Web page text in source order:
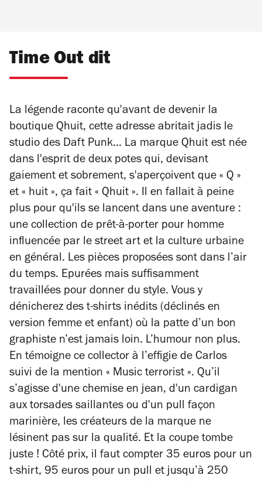
Time Out dit
La légende raconte qu'avant de devenir la
boutique Qhuit, cette adresse abritait jadis le
studio des Daft Punk... La marque Qhuit est née
dans l'esprit de deux potes qui, devisant
gaiement et sobrement, s'aperçoivent que « Q »
et « huit », ça fait « Qhuit ». Il en fallait à peine
plus pour qu'ils se lancent dans une aventure :
une collection de prêt-à-porter pour homme
influencée par le street art et la culture urbaine
en général. Les pièces proposées sont dans l’air
du temps. Epurées mais suffisamment
travaillées pour donner du style. Vous y
dénicherez des t-shirts inédits (déclinés en
version femme et enfant) où la patte d’un bon
graphiste n’est jamais loin. L’humour non plus.
En témoigne ce collector à l’effigie de Carlos
suivi de la mention « Music terrorist ». Qu’il
s’agisse d'une chemise en jean, d'un cardigan
aux torsades saillantes ou d'un pull façon
marinière, les créateurs de la marque ne
lésinent pas sur la qualité. Et la coupe tombe
juste ! Côté prix, il faut compter 35 euros pour un
t-shirt, 95 euros pour un pull et jusqu’à 250